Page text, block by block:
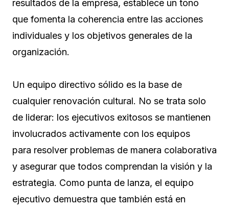
resultados de la empresa, establece un tono
que fomenta la coherencia entre las acciones
individuales y los objetivos generales de la
organización.
Un equipo directivo sólido es la base de
cualquier renovación cultural. No se trata solo
de liderar: los ejecutivos exitosos se mantienen
involucrados activamente con los equipos
para resolver problemas de manera colaborativa
y asegurar que todos comprendan la visión y la
estrategia. Como punta de lanza, el equipo
ejecutivo demuestra que también está en